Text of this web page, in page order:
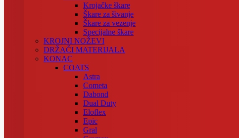
Krojačke škare
Škare za šivanje
Škare za vezenje
Specijalne škare
KROJNI NOŽEVI
DRŽAČI MATERIJALA
KONAC
COATS
Astra
Cometa
Dabond
Dual Duty
Eloflex
Epic
Gral